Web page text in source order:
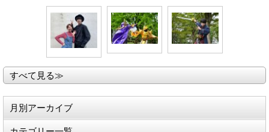
すべて見る≫
月別アーカイブ